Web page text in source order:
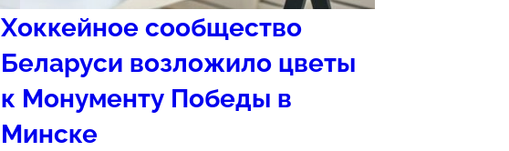
Хоккейное сообщество
Беларуси возложило цветы
к Монументу Победы в
Минске